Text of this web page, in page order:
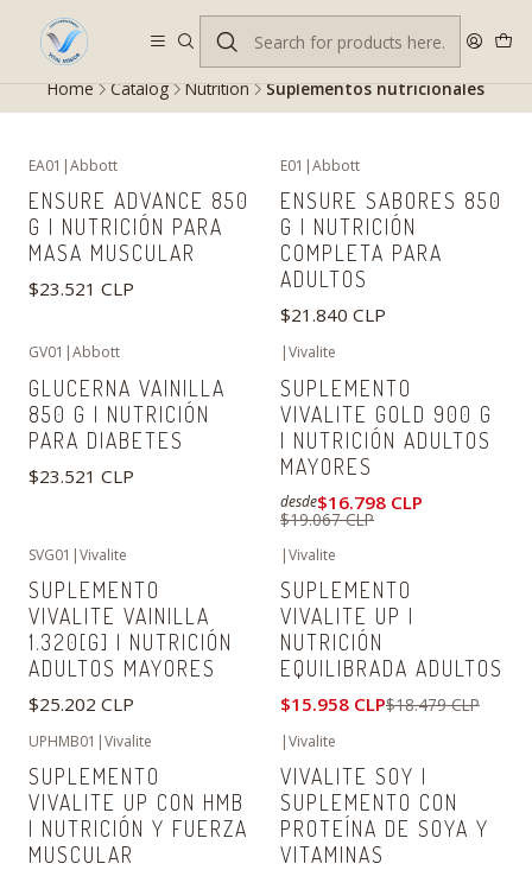
Despacho gratis en RM desde $100.000. Revisa las condiciones.
Home Catalog Nutrition Suplementos nutricionales
EA01 |Abbott
ENSURE ADVANCE 850
G | NUTRICIÓN PARA
MASA MUSCULAR
$23.521 CLP
E01 |Abbott
ENSURE SABORES 850
G | NUTRICIÓN
COMPLETA PARA
ADULTOS
$21.840 CLP
GV01 |Abbott
GLUCERNA VAINILLA
850 G | NUTRICIÓN
PARA DIABETES
$23.521 CLP
|Vivalite
SUPLEMENTO
VIVALITE GOLD 900 G
| NUTRICIÓN ADULTOS
MAYORES
desde$16.798 CLP
$19.067 CLP
SVG01 |Vivalite
SUPLEMENTO
VIVALITE VAINILLA
1.320[G] | NUTRICIÓN
ADULTOS MAYORES
$25.202 CLP
|Vivalite
SUPLEMENTO
VIVALITE UP |
NUTRICIÓN
EQUILIBRADA ADULTOS
$15.958 CLP$18.479 CLP
UPHMB01 |Vivalite
SUPLEMENTO
VIVALITE UP CON HMB
| NUTRICIÓN Y FUERZA
MUSCULAR
|Vivalite
VIVALITE SOY |
SUPLEMENTO CON
PROTEÍNA DE SOYA Y
VITAMINAS